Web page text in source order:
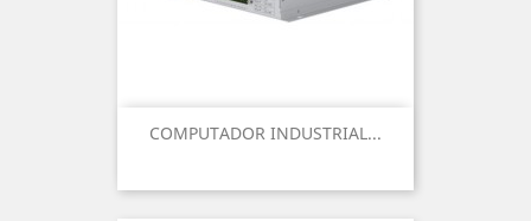
COMPUTADOR INDUSTRIAL...